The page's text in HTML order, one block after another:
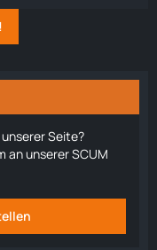
Seite?
an unserer SCUM